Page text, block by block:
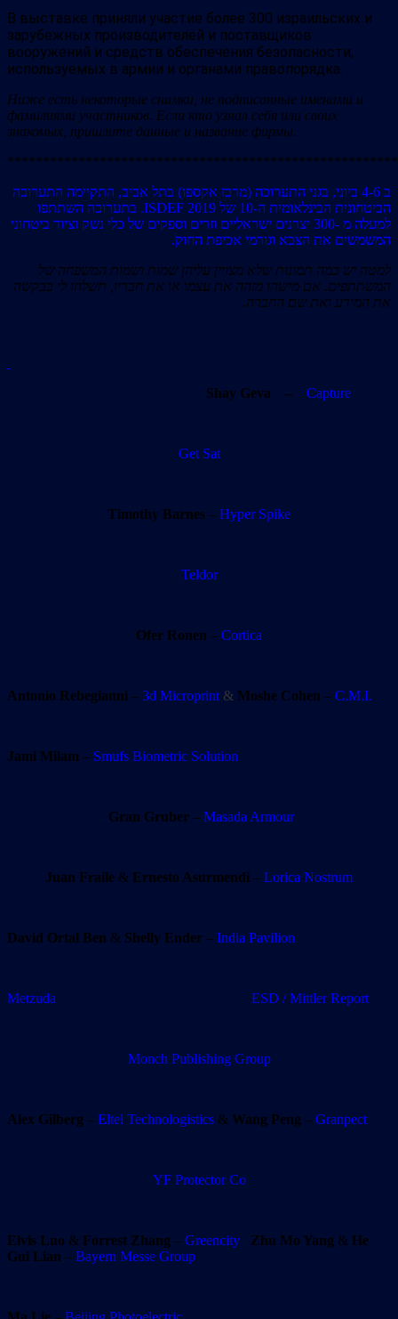
В выставке приняли участие более 300 израильских и
зарубежных производителей и поставщиков
вооружений и средств обеспечения безопасности,
используемых в армии и органами правопорядка.
Ниже есть некоторые снимки, не подписанные именами и
фамилиями участников. Если кто узнал себя или своих
знакомых, пришлите данные и название фирмы.
ב 4-6 ביוני, בגני התערוכה (מרכז אקספו) בתל אביב, התקיימה התערוכה
הביטחונית הבינלאומית ה-10 של ISDEF 2019. בתערוכה השתתפו
למעלה מ -300 יצרנים ישראליים וזרים וספקים של כלי נשק וציוד ביטחוני
המשמשים את הצבא וגורמי אכיפת החוק.
למטה יש כמה תמונות שלא מצויין עליהן שמות ושמות המשפחה של
המשתתפים. אם מישהו מזהה את עצמו או את חבריו, תשלחו לי בבקשה
את המידע ואת שם החברה.
Shay Geva – Capture
Get Sat
Timothy Barnes – Hyper Spike
Teldor
Ofer Ronen – Cortica
Antonio Rebegianni – 3d Microprint & Moshe Cohen – C.M.I.
Jami Milam – Smufs Biometric Solution
Gran Gruber– Masada Armour
Juan Fraile & Ernesto Asurmendi – Lorica Nostrum
David Ortal Ben & Shelly Ender – India Pavilion
Metzuda ESD / Mittler Report
Monch Publishing Group
Alex Gilberg – Eltel Technologistics & Wang Peng – Granpect
YF Protector Co
Elvis Luo & Forrest Zhang – Greencity Zhu Mo Yang & He
Gui Lian – Bayern Messe Group